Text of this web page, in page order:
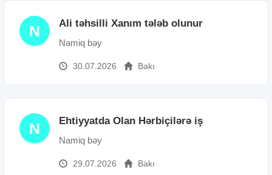
N Ali təhsilli Xanım tələb olunur
Namiq bəy
30.07.2026 Bakı
N Ehtiyyatda Olan Hərbiçilərə iş
Namiq bəy
29.07.2026 Bakı